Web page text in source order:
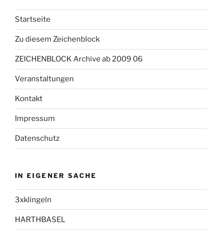
Startseite
Zu diesem Zeichenblock
ZEICHENBLOCK Archive ab 2009 06
Veranstaltungen
Kontakt
Impressum
Datenschutz
IN EIGENER SACHE
3xklingeln
HARTHBASEL